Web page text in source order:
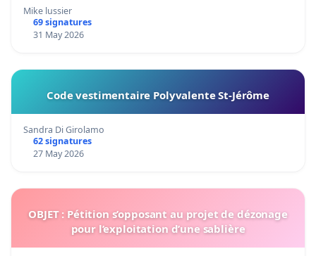
Mike lussier
69 signatures
31 May 2026
Code vestimentaire Polyvalente St-Jérôme
Sandra Di Girolamo
62 signatures
27 May 2026
OBJET : Pétition s’opposant au projet de dézonage
pour l’exploitation d’une sablière